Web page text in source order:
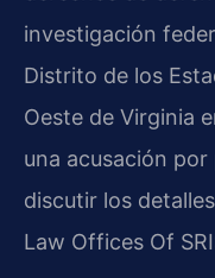
investigación
Distrito de los
Oeste de Virginia
una acusación
discutir los
Law Offices Of